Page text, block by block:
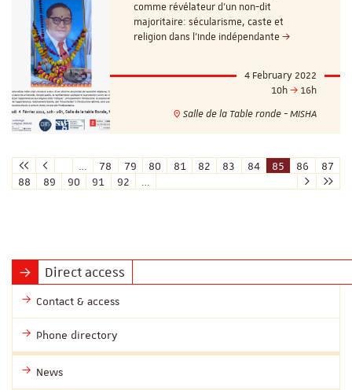
comme révélateur d'un non-dit
majoritaire: sécularisme, caste et
religion dans l'Inde indépendante
4 February 2022
10h
16h
Salle de la Table ronde - MISHA
… 78 79 80 81 82 83 84 85 86
87
88
89 90 91 92 …
Direct access
Contact & access
Phone directory
News